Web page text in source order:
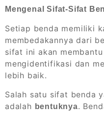
Mengenal Sifat-Sifat
Setiap benda memiliki
membedakannya dari
sifat ini akan
mengidentifikasi dan
lebih baik.
Salah satu sifat benda
adalah bentuknya.